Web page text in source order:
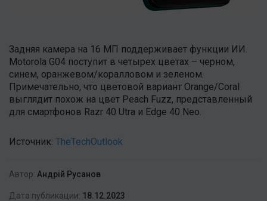
Задняя камера на 16 МП поддерживает функции ИИ.
Motorola G04 поступит в четырех цветах – черном,
синем, оранжевом/коралловом и зеленом.
Примечательно, что цветовой вариант Orange/Coral
выглядит похож на цвет Peach Fuzz, представленный
для смартфонов Razr 40 Utra и Edge 40 Neo.
Источник: TheTechOutlook
Автор: Андрій Русанов
Дата публикации: 18.12.2023